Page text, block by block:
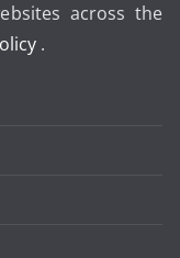
across the
.